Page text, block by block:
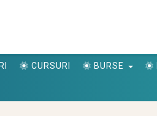
CURSURI BURSE